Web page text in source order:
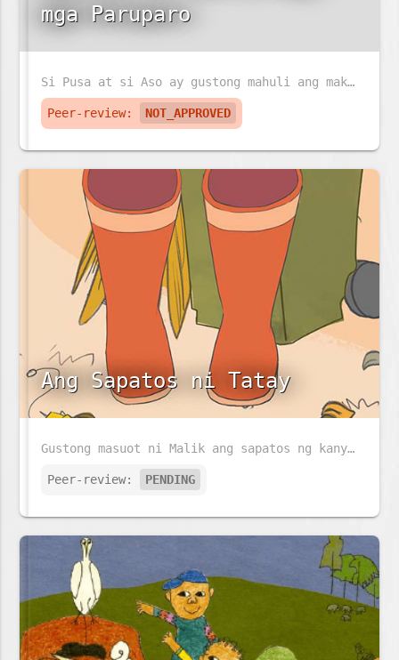
mga Paruparo
Si Pusa at si Aso ay gustong mahuli ang makulay na paruparo. Pero ang paruparo ay sadyang napakabilis!
Peer-review: NOT_APPROVED
Ang Sapatos ni Tatay
Gustong masuot ni Malik ang sapatos ng kanyang Tatay habang naglilinis ng kanilang bakuran. Magkakasya kaya ang sapatos ni Tatay kay Malik?
Peer-review: PENDING